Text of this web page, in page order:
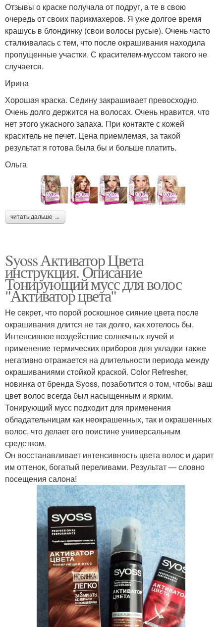
Отзывы о краске получала от подруг, а те в свою
очередь от своих парикмахеров. Я уже долгое время
крашусь в блондинку (свои волосы русые). Очень часто
сталкивалась с тем, что после окрашивания находила
пропущенные участки. С красителем-муссом такого не
случается.
Ирина
Хорошая краска. Седину закрашивает превосходно.
Очень долго держится на волосах. Очень нравится, что
нет этого ужасного запаха. При контакте с кожей
краситель не печет. Цена приемлемая, за такой
результат я готова была бы и больше платить.
Ольга
читать дальше →
Syoss Активатор Цвета
инструкция. Описание
Тонирующий мусс для волос
"Активатор цвета"
Не секрет, что порой роскошное сияние цвета после
окрашивания длится не так долго, как хотелось бы.
Интенсивное воздействие солнечных лучей и
применение термических приборов для укладки также
негативно отражается на длительности периода между
окрашиваниями стойкой краской. Color Refresher,
новинка от бренда Syoss, позаботится о том, чтобы ваш
цвет волос всегда был насыщенным и ярким.
Тонирующий мусс подходит для применения
обладательницам как неокрашенных, так и окрашенных
волос, что делает его поистине универсальным
средством.
Он восстанавливает интенсивность цвета волос и дарит
им оттенок, богатый переливами. Результат — словно
посещения салона!